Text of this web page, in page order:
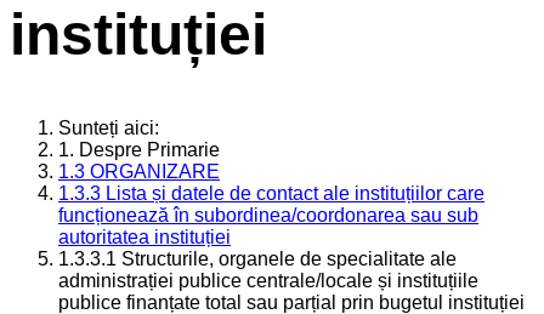
instituției
Sunteți aici:
1. Despre Primarie
1.3 ORGANIZARE
1.3.3 Lista și datele de contact ale instituțiilor care
funcționează în subordinea/coordonarea sau sub
autoritatea instituției
1.3.3.1 Structurile, organele de specialitate ale
administrației publice centrale/locale și instituțiile
publice finanțate total sau parțial prin bugetul instituției